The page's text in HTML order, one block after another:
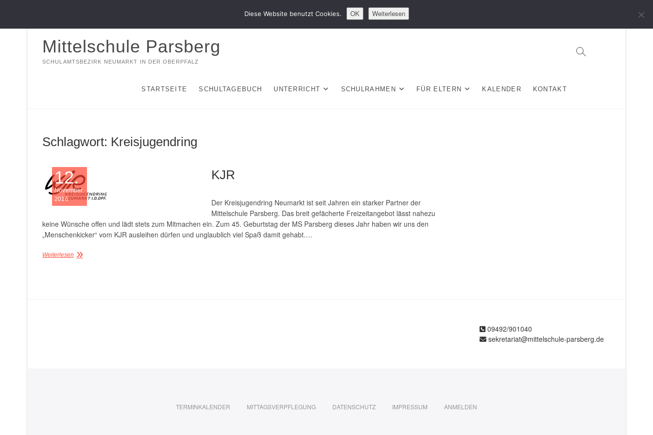
Inhalt
springenMittelschule Parsberg
SCHULAMTSBEZIRK NEUMARKT IN DER OBERPFALZ
STARTSEITE SCHULTAGEBUCH UNTERRICHT SCHULRAHMEN FÜR ELTERN KALENDER KONTAKT
Schlagwort: Kreisjugendring
12.
November
2016
KJR
Der Kreisjugendring Neumarkt ist seit Jahren ein starker Partner der
Mittelschule Parsberg. Das breit gefächerte Freizeitangebot lässt nahezu
keine Wünsche offen und lädt stets zum Mitmachen ein. Zum 45. Geburtstag der MS Parsberg dieses Jahr haben wir uns den
„Menschenkicker“ vom KJR ausleihen dürfen und unglaublich viel Spaß damit gehabt.…
Weiterlesen
09492/901040
sekretariat@mittelschule-parsberg.de
TERMINKALENDER MITTAGSVERPFLEGUNG DATENSCHUTZ IMPRESSUM ANMELDEN
Diese Website benutzt Cookies. OK Weiterlesen